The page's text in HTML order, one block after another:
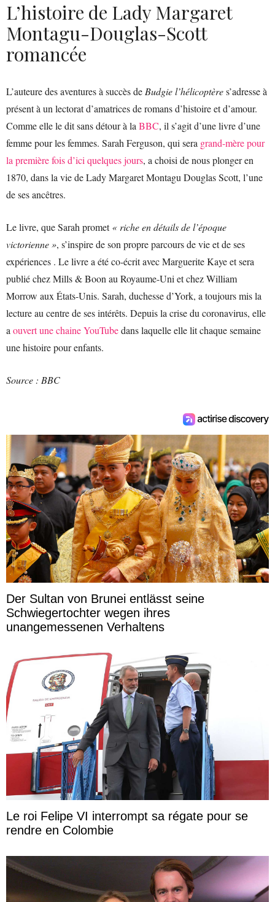
L’histoire de Lady Margaret
Montagu-Douglas-Scott
romancée
L’auteure des aventures à succès de Budgie l’hélicoptères’adresse à
présent à un lectorat d’amatrices de romans d’histoire et d’amour.
Comme elle le dit sans détour à la BBC, il s’agit d’une livre d’une
femme pour les femmes. Sarah Ferguson, qui sera grand-mère pour
la première fois d’ici quelques jours, a choisi de nous plonger en
1870, dans la vie de Lady Margaret Montagu Douglas Scott, l’une
de ses ancêtres.
Le livre, que Sarah promet« riche en détails de l’époque
victorienne », s’inspire de son propre parcours de vie et de ses
expériences . Le livre a été co-écrit avec Marguerite Kaye et sera
publié chez Mills & Boon au Royaume-Uni et chez William
Morrow aux États-Unis. Sarah, duchesse d’York, a toujours mis la
lecture au centre de ses intérêts. Depuis la crise du coronavirus, elle
a ouvert une chaine YouTubedans laquelle elle lit chaque semaine
une histoire pour enfants.
Source : BBC
Der Sultan von Brunei entlässt seine
Schwiegertochter wegen ihres
unangemessenen Verhaltens
Le roi Felipe VI interrompt sa régate pour se
rendre en Colombie